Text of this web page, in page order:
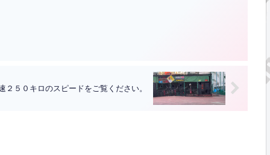
２５０キロのスピードをご覧ください。